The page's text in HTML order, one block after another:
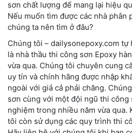
sơn chất lượng để mang lại hiệu
Nếu muốn tìm được các nhà phân
chúng ta nên tìm ở đâu?
Chúng tôi – dailysonepoxy.com tự
là nhà thầu thi công sơn Epoxy
vừa qua. Chúng tôi chuyên cung
uy tín và chính hãng được nhập
ngoài với giả cả phải chăng.
sơn cùng với một đội ngũ thi công
nghiệm trong nhiều năm vừa qua.
tôi còn sử dụng các quy trình thi